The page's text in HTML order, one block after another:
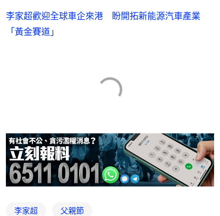
李家超歡迎全球車企來港 盼開拓新能源汽車產業
「黃金賽道」
李家超 父親節